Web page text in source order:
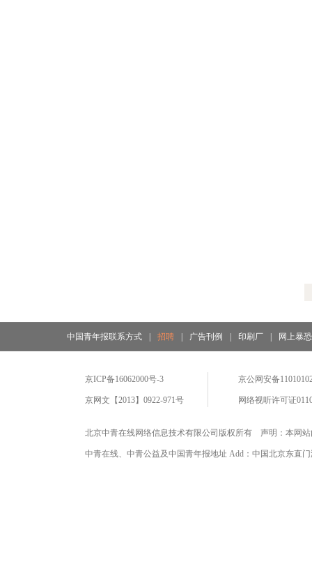
中国青年报联系方式 招聘 广告刊例 印刷厂 网上暴
京ICP备16062000号-3
京网文【2013】0922-971号
京公网安备
网络视听许可证
北京中青在线网络信息技术有限公司版权所有 声明：本网
中青在线、中青公益及中国青年报地址 Add：中国北京东直门